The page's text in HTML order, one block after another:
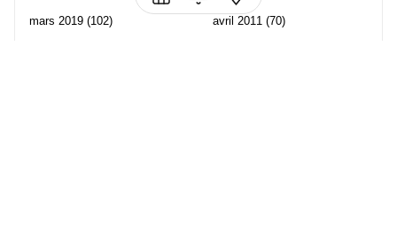
mars 2019 (102) avril 2011 (70)